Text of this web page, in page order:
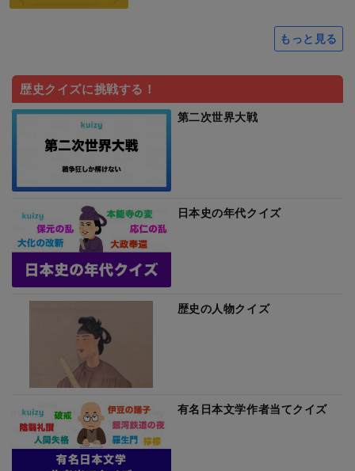
もっと見る
歴史クイズに挑戦する！
第二次世界大戦
日本史の年代クイズ
歴史の人物クイズ
有名日本文学作者当てクイズ